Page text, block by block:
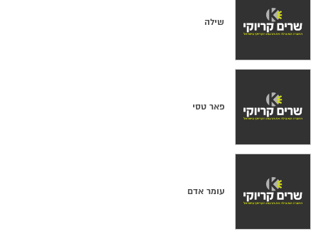
שילה
פאר טסי
עומר אדם